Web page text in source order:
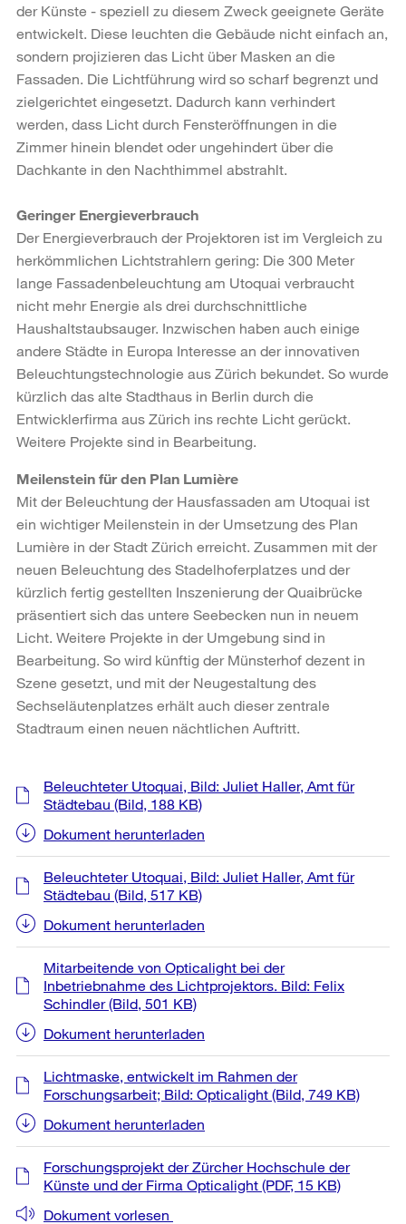
der Künste - speziell zu diesem Zweck geeignete Geräte
entwickelt. Diese leuchten die Gebäude nicht einfach an,
sondern projizieren das Licht über Masken an die
Fassaden. Die Lichtführung wird so scharf begrenzt und
zielgerichtet eingesetzt. Dadurch kann verhindert
werden, dass Licht durch Fensteröffnungen in die
Zimmer hinein blendet oder ungehindert über die
Dachkante in den Nachthimmel abstrahlt.
Geringer Energieverbrauch
Der Energieverbrauch der Projektoren ist im Vergleich zu
herkömmlichen Lichtstrahlern gering: Die 300 Meter
lange Fassadenbeleuchtung am Utoquai verbraucht
nicht mehr Energie als drei durchschnittliche
Haushaltstaubsauger. Inzwischen haben auch einige
andere Städte in Europa Interesse an der innovativen
Beleuchtungstechnologie aus Zürich bekundet. So wurde
kürzlich das alte Stadthaus in Berlin durch die
Entwicklerfirma aus Zürich ins rechte Licht gerückt.
Weitere Projekte sind in Bearbeitung.
Meilenstein für den Plan Lumière
Mit der Beleuchtung der Hausfassaden am Utoquai ist
ein wichtiger Meilenstein in der Umsetzung des Plan
Lumière in der Stadt Zürich erreicht. Zusammen mit der
neuen Beleuchtung des Stadelhoferplatzes und der
kürzlich fertig gestellten Inszenierung der Quaibrücke
präsentiert sich das untere Seebecken nun in neuem
Licht. Weitere Projekte in der Umgebung sind in
Bearbeitung. So wird künftig der Münsterhof dezent in
Szene gesetzt, und mit der Neugestaltung des
Sechseläutenplatzes erhält auch dieser zentrale
Stadtraum einen neuen nächtlichen Auftritt.
Weitere
Informationen
Beleuchteter Utoquai, Bild: Juliet Haller, Amt für
Städtebau (Bild, 188 KB)
Dokument herunterladen
Beleuchteter Utoquai, Bild: Juliet Haller, Amt für
Städtebau (Bild, 517 KB)
Dokument herunterladen
Mitarbeitende von Opticalight bei der
Inbetriebnahme des Lichtprojektors. Bild: Felix
Schindler(Bild, 501 KB)
Dokument herunterladen
Lichtmaske, entwickelt im Rahmen der
Forschungsarbeit; Bild: Opticalight (Bild, 749 KB)
Dokument herunterladen
Forschungsprojekt der Zürcher Hochschule der
Künste und der Firma Opticalight (PDF, 15 KB)
Dokument vorlesen